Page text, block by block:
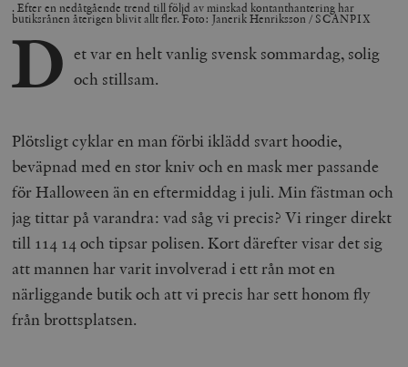
. Efter en nedåtgående trend till följd av minskad kontanthantering har
butiksrånen återigen blivit allt fler. Foto: Janerik Henriksson / SCANPIX
D et var en helt vanlig svensk sommardag, solig
och stillsam.
Plötsligt cyklar en man förbi iklädd svart hoodie,
beväpnad med en stor kniv och en mask mer passande
för Halloween än en eftermiddag i juli. Min fästman och
jag tittar på varandra: vad såg vi precis? Vi ringer direkt
till 114 14 och tipsar polisen. Kort därefter visar det sig
att mannen har varit involverad i ett rån mot en
närliggande butik och att vi precis har sett honom fly
från brottsplatsen.